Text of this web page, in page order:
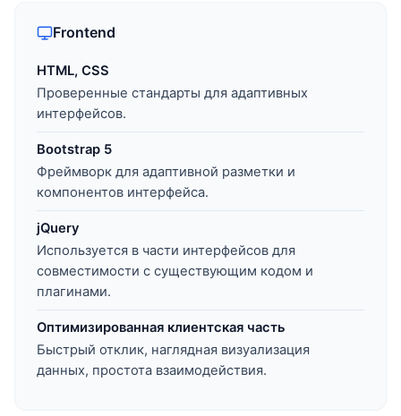
Frontend
HTML, CSS
Проверенные стандарты для адаптивных
интерфейсов.
Bootstrap 5
Фреймворк для адаптивной разметки и
компонентов интерфейса.
jQuery
Используется в части интерфейсов для
совместимости с существующим кодом и
плагинами.
Оптимизированная клиентская часть
Быстрый отклик, наглядная визуализация
данных, простота взаимодействия.